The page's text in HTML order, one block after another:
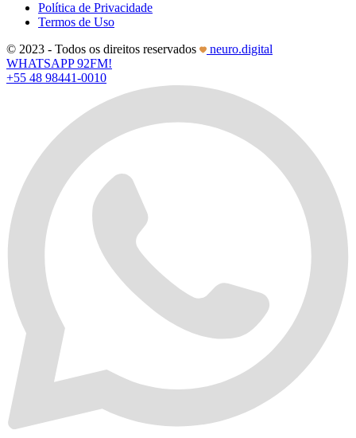
Política de Privacidade
Termos de Uso
© 2023 - Todos os direitos reservados
neuro.digital
WHATSAPP 92FM!
+55 48 98441-0010